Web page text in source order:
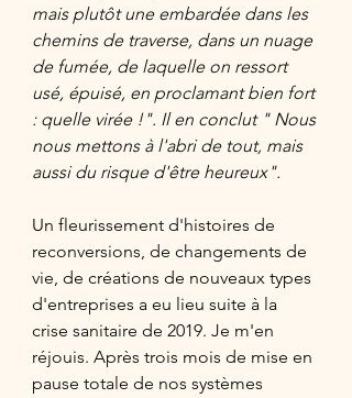
mais plutôt une embardée dans les
chemins de traverse, dans un nuage
de fumée, de laquelle on ressort
usé, épuisé, en proclamant bien fort
: quelle virée !". Il en conclut " Nous
nous mettons à l'abri de tout, mais
aussi du risque d'être heureux".
Un fleurissement d'histoires de
reconversions, de changements de
vie, de créations de nouveaux types
d'entreprises a eu lieu suite à la
crise sanitaire de 2019. Je m'en
réjouis. Après trois mois de mise en
pause totale de nos systèmes